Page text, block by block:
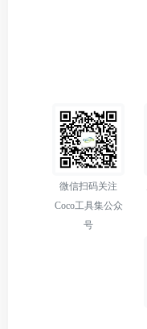
微信扫码关注
Coco工具集公众
号